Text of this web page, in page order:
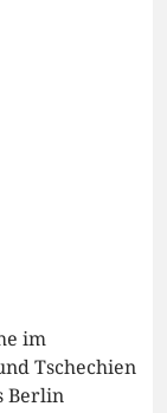
im
Tschechien
Berlin